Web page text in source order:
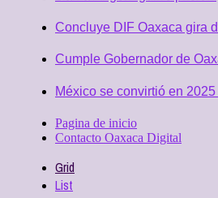
Concluye DIF Oaxaca gira
Cumple Gobernador de
México se convirtió en
Pagina de inicio
Contacto Oaxaca Digital
Grid
List